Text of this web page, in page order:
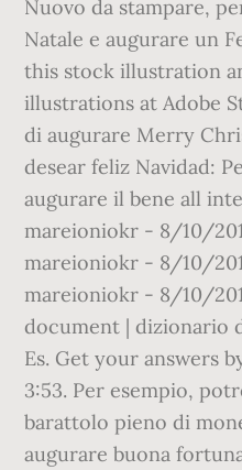
Nuovo da stampare,
Natale e augurare un
this stock illustration
illustrations at Adobe
di augurare Merry
desear feliz Navidad:
augurare il bene all
mareioniokr - 8/10/
mareioniokr - 8/10/
mareioniokr - 8/10/
document | dizionario
Es. Get your answers
3:53. Per esempio,
barattolo pieno di
augurare buona